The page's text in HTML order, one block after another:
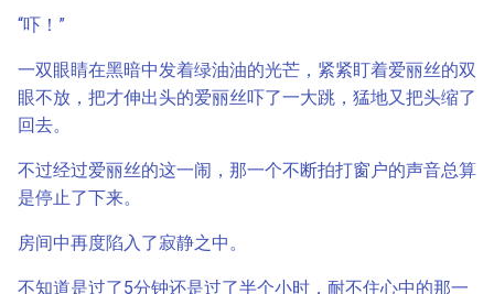
“吓！”
一双眼睛在黑暗中发着绿油油的光芒，紧紧盯着爱丽丝的双
眼不放，把才伸出头的爱丽丝吓了一大跳，猛地又把头缩了
回去。
不过经过爱丽丝的这一闹，那一个不断拍打窗户的声音总算
是停止了下来。
房间中再度陷入了寂静之中。
不知道是过了5分钟还是过了半个小时，耐不住心中的那一